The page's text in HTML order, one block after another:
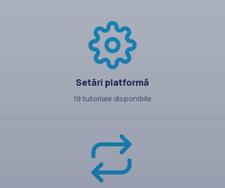
Setări platformă
19 tutoriale disponibile